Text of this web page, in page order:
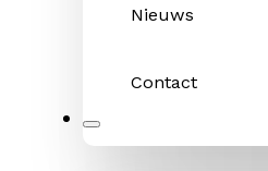
Nieuws
Contact